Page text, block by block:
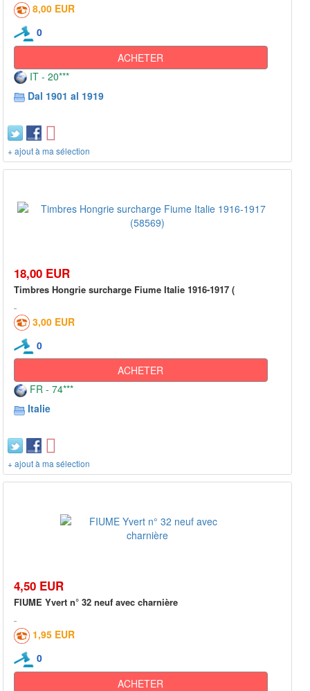
8,00 EUR
0
ACHETER
IT - 20***
Dal 1901 al 1919
+ ajout à ma sélection
18,00 EUR
Timbres Hongrie surcharge Fiume Italie 1916-1917 (
3,00 EUR
0
ACHETER
FR - 74***
Italie
+ ajout à ma sélection
4,50 EUR
FIUME Yvert n° 32 neuf avec charnière
1,95 EUR
0
ACHETER